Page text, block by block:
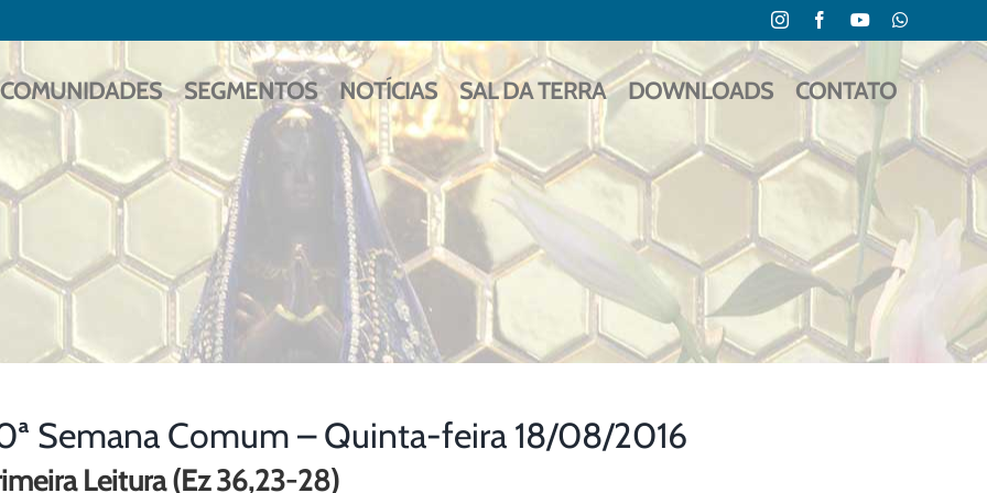
InstagramFacebookYouTubeWhatsApp
COMUNIDADES SEGMENTOS NOTÍCIAS SAL DA TERRA DOWNLOADS CONTATO
Semana Comum – Quinta-feira 18/08/2016
Leitura (Ez 36,23-28)